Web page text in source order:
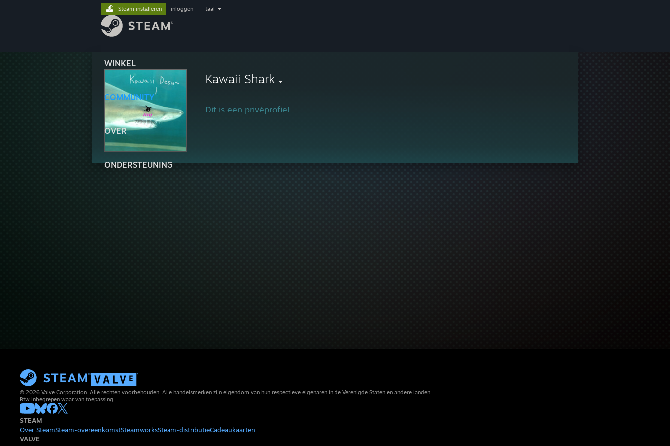
WINKEL
COMMUNITY
OVER
ONDERSTEUNING
Steam installeren inloggen taal
Kawaii Shark
Dit is een privéprofiel
© 2026 Valve Corporation. Alle rechten voorbehouden. Alle handelsmerken zijn eigendom van hun respectieve eigenaren in de Verenigde Staten en andere landen.
Btw inbegrepen waar van toepassing.
STEAM
Over SteamSteam-overeenkomstSteamworksSteam-distributieCadeaukaarten
VALVE